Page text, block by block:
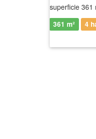
superficie 361
361 m² 4